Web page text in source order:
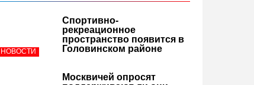
НОВОСТИ
Спортивно-
рекреационное
пространство появится в
Головинском районе
Москвичей опросят